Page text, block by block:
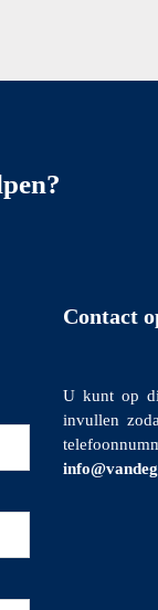
Contact
U kunt op
invullen